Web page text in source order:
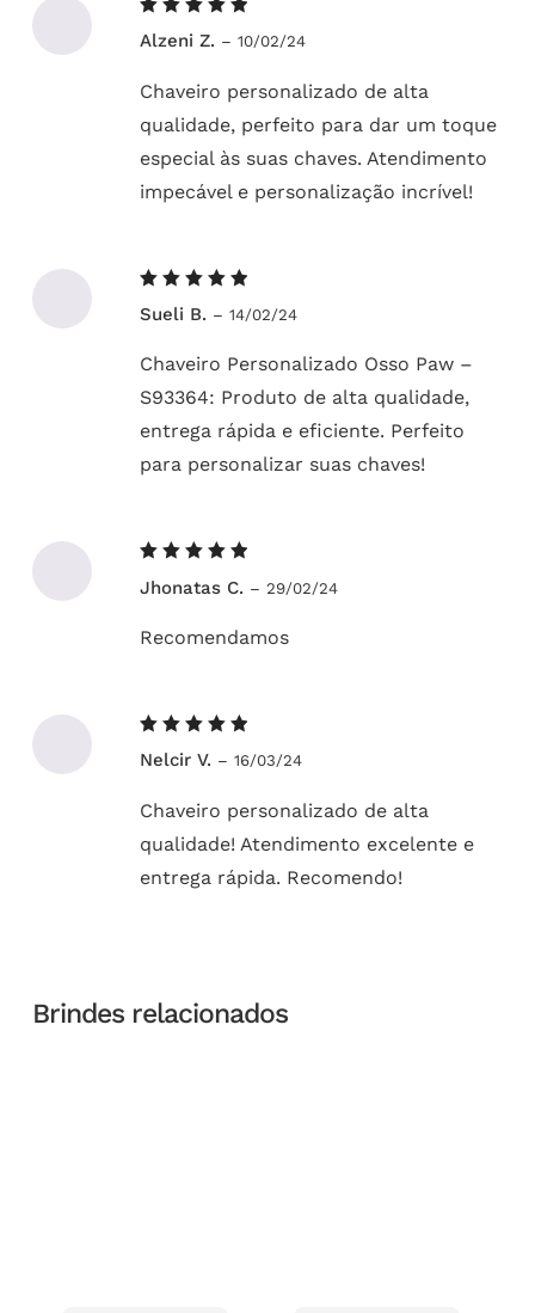
5de 5
Alzeni Z. – 10/02/24
Chaveiro personalizado de alta
qualidade, perfeito para dar um toque
especial às suas chaves. Atendimento
impecável e personalização incrível!
5de 5
Sueli B. – 14/02/24
Chaveiro Personalizado Osso Paw –
S93364: Produto de alta qualidade,
entrega rápida e eficiente. Perfeito
para personalizar suas chaves!
5de 5
Jhonatas C. – 29/02/24
Recomendamos
5de 5
Nelcir V. – 16/03/24
Chaveiro personalizado de alta
qualidade! Atendimento excelente e
entrega rápida. Recomendo!
Brindes relacionados